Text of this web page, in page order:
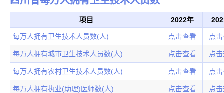
项目 2022年
每万人拥有卫生技术人员数(人) 点击查看 点
每万人拥有城市卫生技术人员数(人) 点击查看 点
每万人拥有农村卫生技术人员数(人) 点击查看 点
每万人拥有执业(助理)医师数(人) 点击查看 点